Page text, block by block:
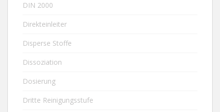
DIN 2000
Direkteinleiter
Disperse Stoffe
Dissoziation
Dosierung
Dritte Reinigungsstufe